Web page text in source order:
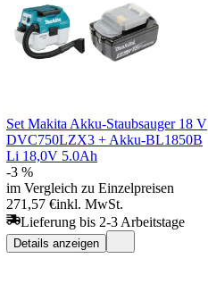
Set Makita Akku-Staubsauger 18 V
DVC750LZX3 + Akku-BL1850B
Li 18,0V 5.0Ah
-3 %
im Vergleich zu Einzelpreisen
271,57 €inkl. MwSt.
Lieferung bis 2-3 Arbeitstage
Details anzeigen